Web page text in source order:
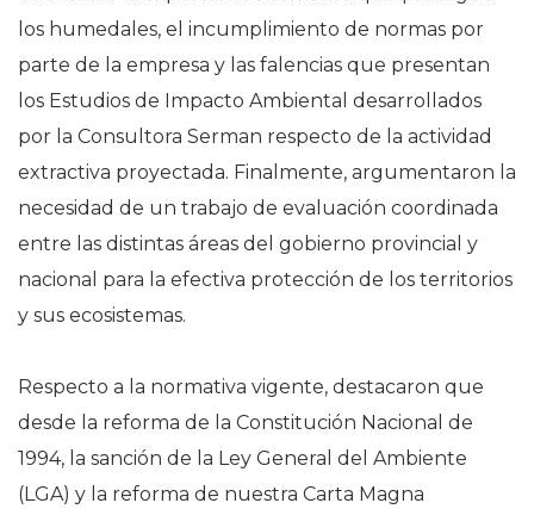
los humedales, el incumplimiento de normas por
parte de la empresa y las falencias que presentan
los Estudios de Impacto Ambiental desarrollados
por la Consultora Serman respecto de la actividad
extractiva proyectada. Finalmente, argumentaron la
necesidad de un trabajo de evaluación coordinada
entre las distintas áreas del gobierno provincial y
nacional para la efectiva protección de los territorios
y sus ecosistemas.
Respecto a la normativa vigente, destacaron que
desde la reforma de la Constitución Nacional de
1994, la sanción de la Ley General del Ambiente
(LGA) y la reforma de nuestra Carta Magna